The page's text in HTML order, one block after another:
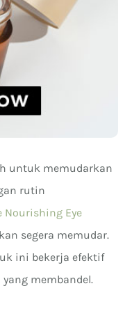
untuk memudarkan
rutin
Nourishing Eye
segera memudar.
ini bekerja efektif
membandel.